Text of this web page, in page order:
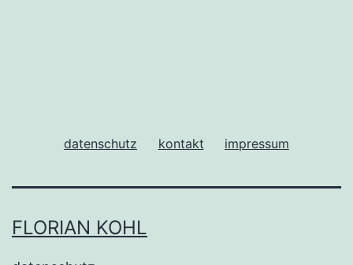
datenschutz kontakt impressum
FLORIAN KOHL